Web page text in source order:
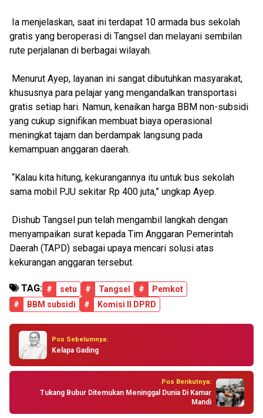
Ia menjelaskan, saat ini terdapat 10 armada bus sekolah
gratis yang beroperasi di Tangsel dan melayani sembilan
rute perjalanan di berbagai wilayah.
Menurut Ayep, layanan ini sangat dibutuhkan masyarakat,
khususnya para pelajar yang mengandalkan transportasi
gratis setiap hari. Namun, kenaikan harga BBM non-subsidi
yang cukup signifikan membuat biaya operasional
meningkat tajam dan berdampak langsung pada
kemampuan anggaran daerah.
“Kalau kita hitung, kekurangannya itu untuk bus sekolah
sama mobil PJU sekitar Rp 400 juta,” ungkap Ayep.
Dishub Tangsel pun telah mengambil langkah dengan
menyampaikan surat kepada Tim Anggaran Pemerintah
Daerah (TAPD) sebagai upaya mencari solusi atas
kekurangan anggaran tersebut.
TAG: # setu # Tangsel #
Pemkot
#
BBM subsidi # Komisi II DPRD
Pos Sebelumnya:
Kelapa Gading
Pos Berikutnya:
Tukang Bubur Ditemukan Meninggal Dunia Di Kamar
Mandi